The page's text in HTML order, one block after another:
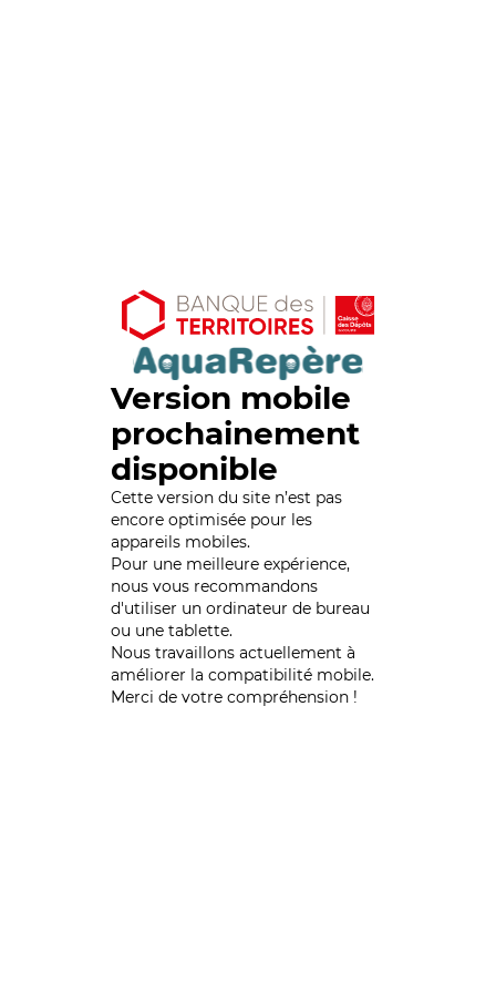
Version mobile
prochainement
disponible
Cette version du site n’est pas
encore optimisée pour les
appareils mobiles.
Pour une meilleure expérience,
nous vous recommandons
d'utiliser un ordinateur de bureau
ou une tablette.
Nous travaillons actuellement à
améliorer la compatibilité mobile.
Merci de votre compréhension !